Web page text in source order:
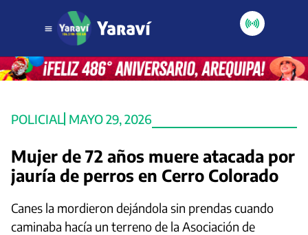
POLICIAL MAYO 29, 2026
Mujer de 72 años muere atacada por
jauría de perros en Cerro Colorado
Canes la mordieron dejándola sin prendas cuando
caminaba hacía un terreno de la Asociación de